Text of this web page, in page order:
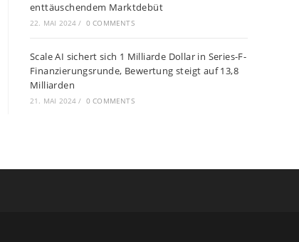
enttäuschendem Marktdebüt
22. MAI 2024 / 0 COMMENTS
Scale AI sichert sich 1 Milliarde Dollar in Series-F-
Finanzierungsrunde, Bewertung steigt auf 13,8
Milliarden
21. MAI 2024 / 0 COMMENTS